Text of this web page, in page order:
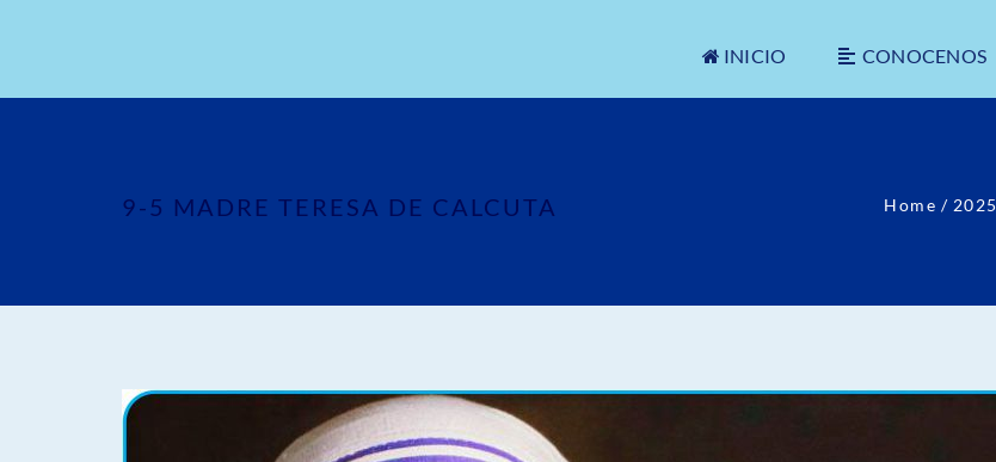
INICIO CONOCENOS
9-5 MADRE TERESA DE CALCUTA Home / 2025